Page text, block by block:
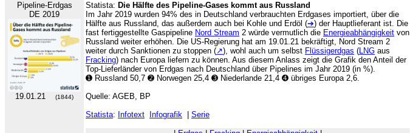
Pipeline-Erdgas
DE 2019
19.01.21 (1844)
Statista: Die Hälfte des Pipeline-Gases kommt aus Russland
Im Jahr 2019 wurden 94% des in Deutschland verbrauchten Erdgases importiert, über die
Hälfte aus Russland, das außerdem auch bei Kohle und Erdöl (➔) der Hauptlieferant ist. Die
fast fertiggestellte Gaspipeline Nord Stream 2 würde vermutlich die Energieabhängigkeit von
Russland weiter erhöhen. Die US-Regierung hat am 19.01.21 bekräftigt, Nord Stream 2
weiter durch Sanktionen zu stoppen (↗), wohl auch um selbst Flüssigerdgas (LNG aus
Fracking) nach Europa liefern zu können. Aus diesem Anlass zeigt die Grafik den Anteil der
Top-Lieferländer von Erdgas nach Deutschland über Pipelines im Jahr 2019 (in %).
➊ Russland 50,7 ➋ Norwegen 25,4 ➌ Niederlande 21,4 ➍ übriges Europa 2,6.
Quelle: AGEB, BP
Statista: Infotext Infografik Serie